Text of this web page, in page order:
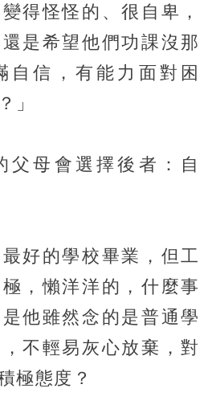
得怪怪的、很自卑，
是希望他們功課沒那
自信，有能力面對困
」
父母會選擇後者：自
好的學校畢業，但工
，懶洋洋的，什麼事
他雖然念的是普通學
不輕易灰心放棄，對
極態度？